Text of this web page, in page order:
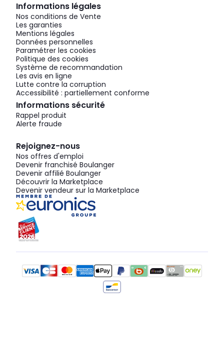
Informations légales
Nos conditions de Vente
Les garanties
Mentions légales
Données personnelles
Paramétrer les cookies
Politique des cookies
Système de recommandation
Les avis en ligne
Lutte contre la corruption
Accessibilité : partiellement conforme
Informations sécurité
Rappel produit
Alerte fraude
Rejoignez-nous
Nos offres d'emploi
Devenir franchisé Boulanger
Devenir affilié Boulanger
Découvrir la Marketplace
Devenir vendeur sur la Marketplace